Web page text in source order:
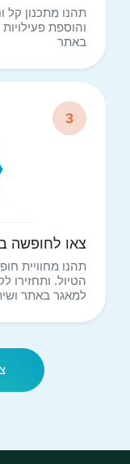
3
צאו לחופשה
תהנו מחוויית
הטיול.
למאגר באתר
תהנו מתכנון
והוספת
באתר